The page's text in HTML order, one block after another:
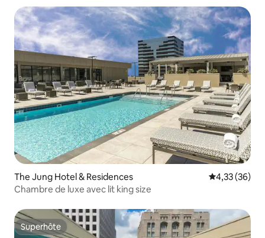
The Jung Hotel & Residences Évaluation
4,33 (36)
Chambre de luxe avec lit king size
Superhôte
Superhôte